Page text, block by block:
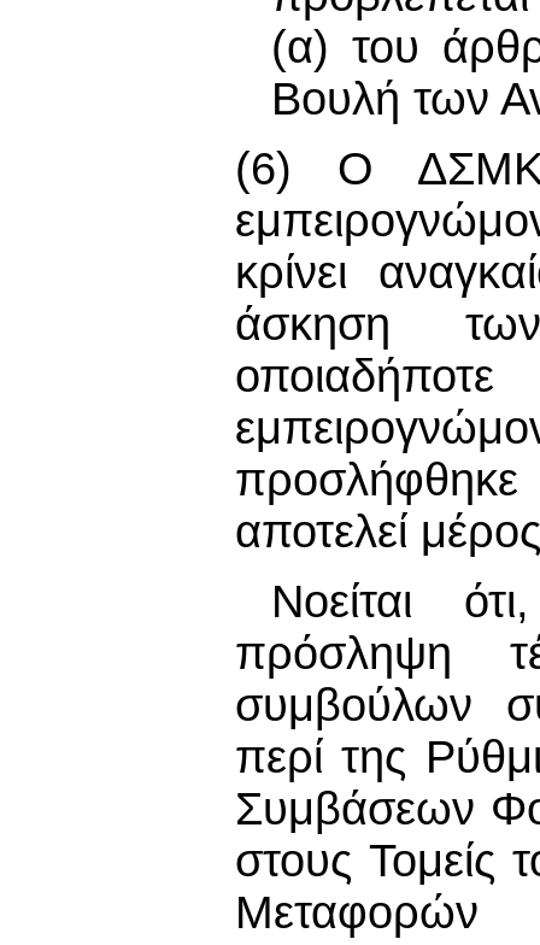
(α) του
Βουλή των
(6) Ο ΔΣΜΚ
κρίνει
άσκηση
αποτελεί
Νοείται
πρόσληψη
συμβούλων
περί της
Συμβάσεων
στους Τομείς